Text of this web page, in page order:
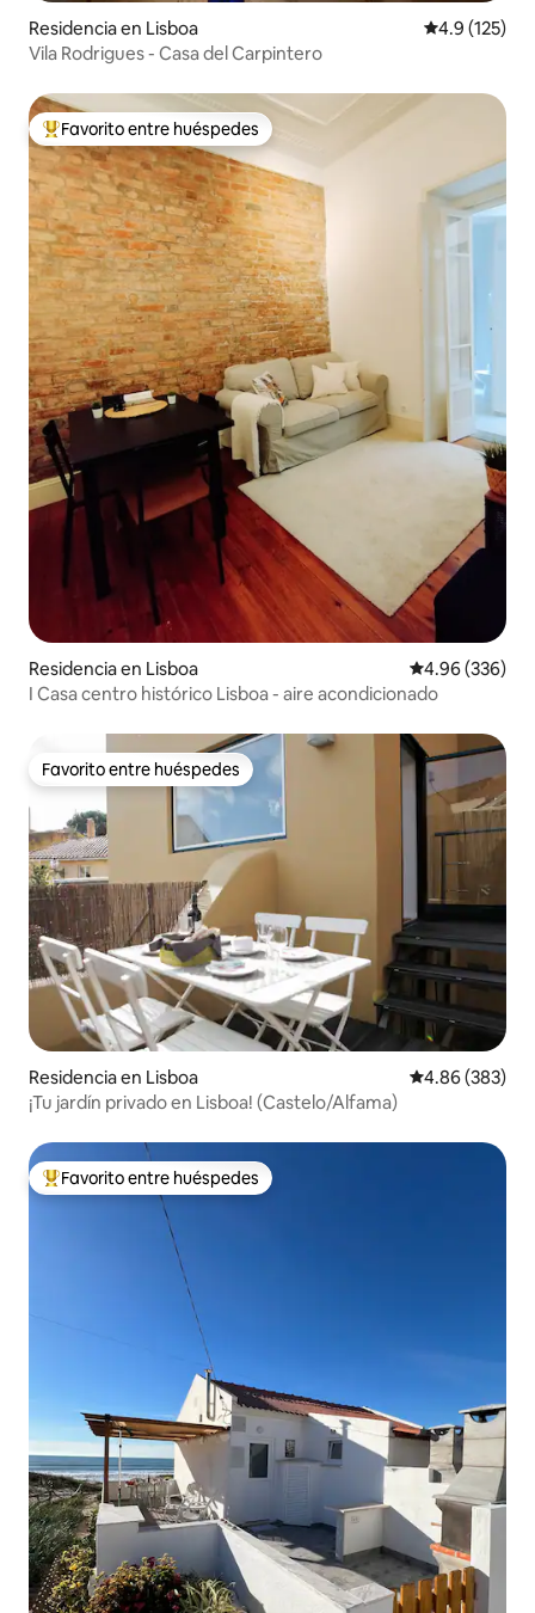
Residencia en Lisboa Calificación
4.9 (125)
Vila Rodrigues - Casa del Carpintero
De los mejores en Favorito entre huéspedes
Favorito entre huéspedes
Residencia en Lisboa Calificación
4.96 (336)
I Casa centro histórico Lisboa - aire acondicionado
Favorito entre huéspedes
Favorito entre huéspedes
Residencia en Lisboa Calificación
4.86 (383)
¡Tu jardín privado en Lisboa! (Castelo/Alfama)
De los mejores en Favorito entre huéspedes
Favorito entre huéspedes